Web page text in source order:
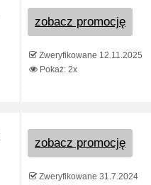
zobacz promocję
Zweryfikowane 12.11.2025
Pokaż: 2x
zobacz promocję
Zweryfikowane 31.7.2024